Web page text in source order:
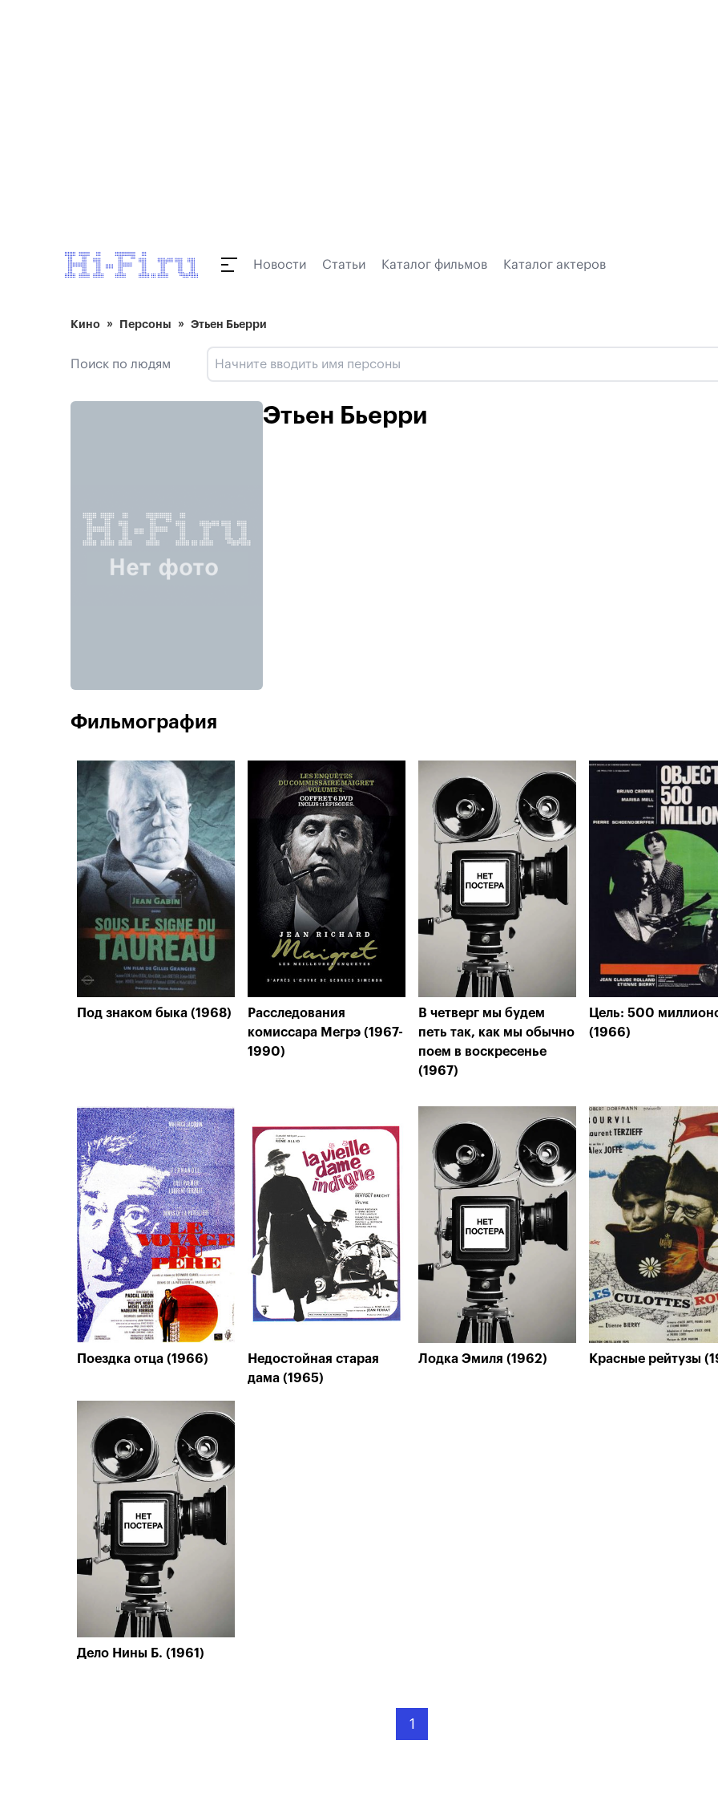
Новости Статьи Каталог фильмов Каталог актеров
Кино Персоны Этьен Бьерри
Поиск по людям
Этьен Бьерри
Фильмография
Под знаком быка (1968)
Расследования
комиссара Мегрэ (1967-
1990)
В четверг мы будем
петь так, как мы обычно
поем в воскресенье
(1967)
Цель: 500
(1966)
Поездка отца (1966)
Недостойная старая
дама (1965)
Лодка Эмиля (1962) Красные рейтузы
Дело Нины Б. (1961)
1